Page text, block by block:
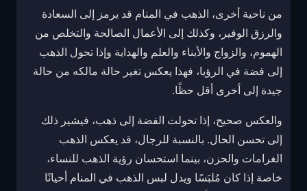
من ناحية أخرى، الذهب في المنام قد يرمز إلى السعادة
والرزق الوفير، وكذلك إلى الأعمال الصالحة والتخلص من
الهموم، والزواج والأبناء والعلم والهداية وإذا تحول الذهب
إلى فضة في الرؤيا، فهذا يعكس تغير حالة مالكه من حالة
جيدة إلى أخرى أقل حظًا.
والعكس صحيح، إذا تحولت الفضة إلى ذهب، فيشير ذلك
إلى تحسن الحال. بالنسبة للرجال، قد يعكس الذهب
الغرامات والحزن، بينما استحسان رؤية الذهب للنساء،
خاصة إذا كان مُلبَسًا ويدل لبس الذهب في المنام أحيانًا